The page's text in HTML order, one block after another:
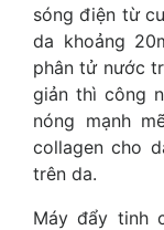
sóng điện từ
da khoảng
phân tử nước
giản thì công
nóng mạnh
collagen cho
trên da.
Máy đẩy tinh